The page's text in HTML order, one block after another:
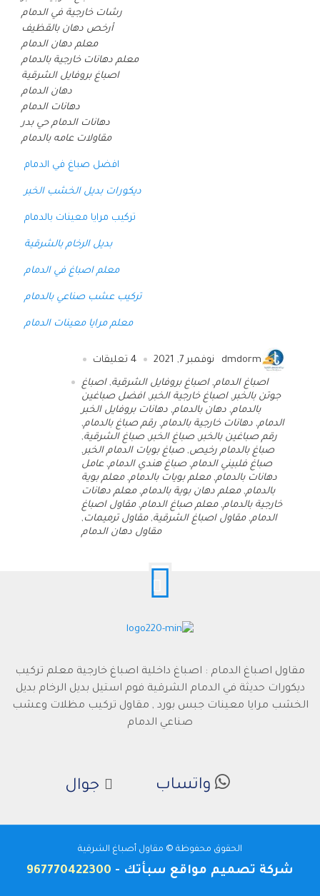
رشات خارجية في الدمام
أرخص دهان بالقظيف
معلم دهان الدمام
معلم دهانات خارجية بالدمام
اصباغ بروفايل الشرقية
دهان الدمام
دهانات الدمام
دهانات الدمام حي بدر
مقاولات عامه بالدمام
افضل صباغ في الدمام
ديكورات بديل الخشب الخبر
تركيب مرايا معينات بالدمام
بديل الرخام بالشرقية
معلم اصباغ في الدمام
تركيب عشب صناعي بالدمام
معلم مرايا معينات الدمام
dmdorm نوفمبر 7, 2021 4 تعليقات
اصباغ الدمام,اصباغ بروفايل الشرقية,اصباغ
جوتن بالخبر,اصباغ خارجية الخبر,افضل صباغين
بالدمام, دهان بالدمام, دهانات بروفايل الخبر
الدمام, دهانات خارجية بالدمام, رقم صباغ بالدمام,
رقم صباغين بالخبر, صباغ الخبر, صباغ الشرقية,
صباغ بالدمام رخيص, صباغ بويات الدمام الخبر,
صباغ فلبيني الدمام, صباغ هندي الدمام, عامل
دهانات بالدمام,معلم بويات بالدمام,معلم بوية
بالدمام,معلم دهان بوية بالدمام,معلم دهانات
خارجية بالدمام,معلم صباغ الدمام,مقاول اصباغ
الدمام,مقاول اصباغ الشرقية,مقاول ترميمات ,
مقاول دهان الدمام
مقاول اصباغ الدمام : اصباغ داخلية اصباغ خارجية معلم تركيب
ديكورات حديثة في الدمام الشرقية فوم استيل بديل الرخام بديل
الخشب مرايا معينات جبس بورد , مقاول تركيب مظلات وعشب
صناعي الدمام
واتساب جوال
الحقوق محفوظة © مقاول أصباغ الشرقية
شركة تصميم مواقع سبأتك -
967770422300